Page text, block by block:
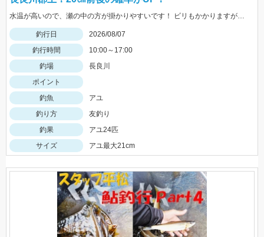
水温が高いので、瀬の中の方が掛かりやすいです！ ビリもかかりますが、オトリになるサイズが大半なので、オトリを循環して数を伸ばしましょう！
釣行日
2026/08/07
釣行時間
10:00～17:00
釣場
長良川
ポイント
釣魚
アユ
釣り方
友釣り
釣果
アユ24匹
サイズ
アユ最大21cm